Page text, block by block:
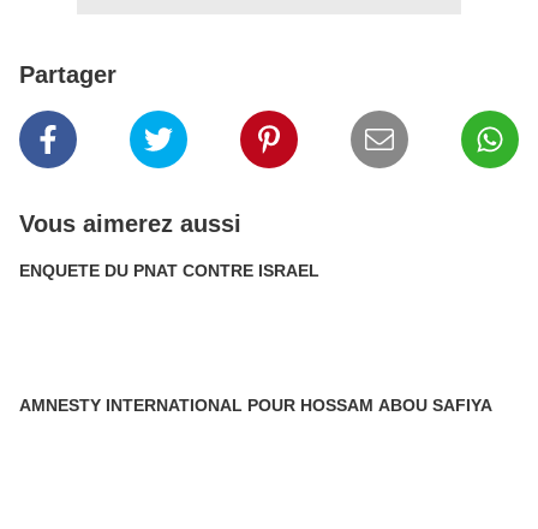
Partager
Vous aimerez aussi
ENQUETE DU PNAT CONTRE ISRAEL
AMNESTY INTERNATIONAL POUR HOSSAM ABOU SAFIYA